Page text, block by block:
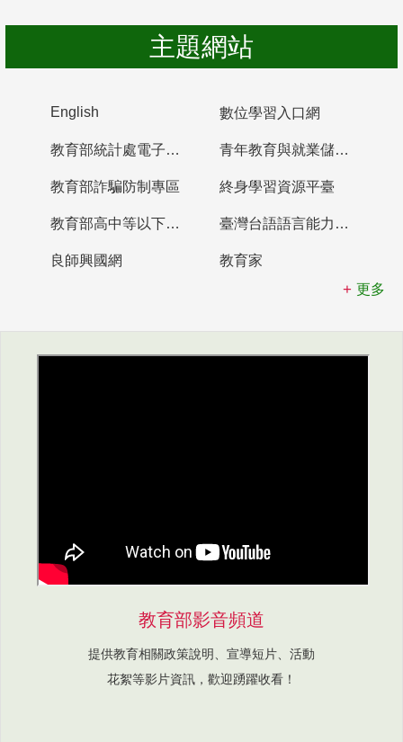
主題網站
English 數位學習入口網
教育部統計處電子書櫃 青年教育與就業儲蓄帳戶
教育部詐騙防制專區 終身學習資源平臺
教育部高中等以下學校及幼兒園教師資格檢定考試 臺灣台語語言能力認證網站
良師興國網
教育家
更多
教育部影音頻道
提供教育相關政策說明、宣導短片、活動
花絮等影片資訊，歡迎踴躍收看！